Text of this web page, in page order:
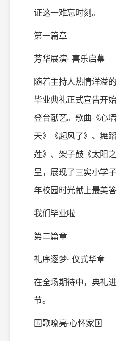
证这一难忘时刻。
第一篇章
芳华展演· 喜乐启幕
随着主持人热情洋溢
毕业典礼正式宣告开
登台献艺。歌曲《心
天》《起风了》、舞
莲》、架子鼓《太阳
呈，展现了三实小学
年校园时光献上最美答
我们毕业啦
第二篇章
礼序逐梦· 仪式华章
在全场期待中，典礼
节。
国歌嘹亮·心怀家国